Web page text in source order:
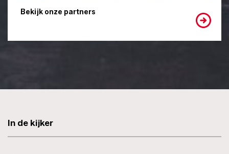
Bekijk onze partners
In de kijker